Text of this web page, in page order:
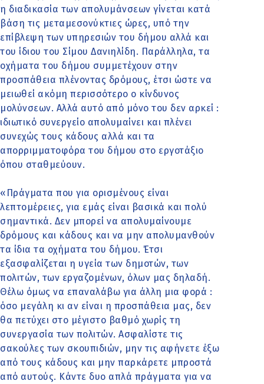
η διαδικασία των απολυμάνσεων γίνεται κατά
βάση τις μεταμεσονύκτιες ώρες, υπό την
επίβλεψη των υπηρεσιών του δήμου αλλά και
του ίδιου του Σίμου Δανιηλίδη. Παράλληλα, τα
οχήματα του δήμου συμμετέχουν στην
προσπάθεια πλένοντας δρόμους, έτσι ώστε να
μειωθεί ακόμη περισσότερο ο κίνδυνος
μολύνσεων. Αλλά αυτό από μόνο του δεν αρκεί :
ιδιωτικό συνεργείο απολυμαίνει και πλένει
συνεχώς τους κάδους αλλά και τα
απορριμματοφόρα του δήμου στο εργοτάξιο
όπου σταθμεύουν.
«Πράγματα που για ορισμένους είναι
λεπτομέρειες, για εμάς είναι βασικά και πολύ
σημαντικά. Δεν μπορεί να απολυμαίνουμε
δρόμους και κάδους και να μην απολυμανθούν
τα ίδια τα οχήματα του δήμου. Έτσι
εξασφαλίζεται η υγεία των δημοτών, των
πολιτών, των εργαζομένων, όλων μας δηλαδή.
Θέλω όμως να επαναλάβω για άλλη μια φορά :
όσο μεγάλη κι αν είναι η προσπάθεια μας, δεν
θα πετύχει στο μέγιστο βαθμό χωρίς τη
συνεργασία των πολιτών. Ασφαλίστε τις
σακούλες των σκουπιδιών, μην τις αφήνετε έξω
από τους κάδους και μην παρκάρετε μπροστά
από αυτούς. Κάντε δυο απλά πράγματα για να